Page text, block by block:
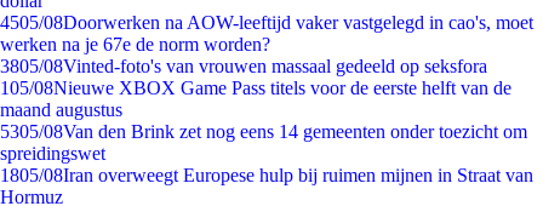
4505/08Doorwerken na AOW-leeftijd vaker vastgelegd in cao's, moet
werken na je 67e de norm worden?
3805/08Vinted-foto's van vrouwen massaal gedeeld op seksfora
105/08Nieuwe XBOX Game Pass titels voor de eerste helft van de
maand augustus
5305/08Van den Brink zet nog eens 14 gemeenten onder toezicht om
spreidingswet
1805/08Iran overweegt Europese hulp bij ruimen mijnen in Straat van
Hormuz